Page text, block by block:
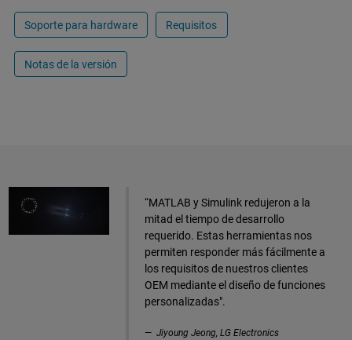
Soporte para hardware Requisitos
Notas de la versión
“MATLAB y Simulink redujeron a la
mitad el tiempo de desarrollo
requerido. Estas herramientas nos
permiten responder más fácilmente a
los requisitos de nuestros clientes
OEM mediante el diseño de funciones
personalizadas".
Jiyoung Jeong, LG Electronics